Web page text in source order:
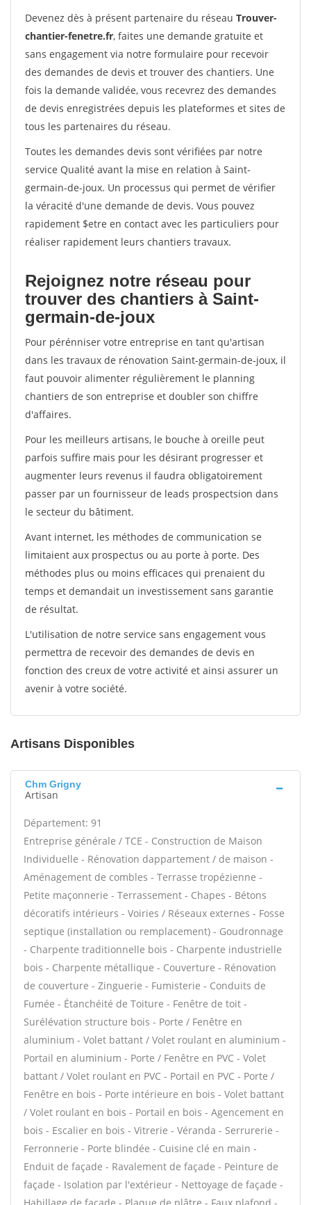
Devenez dès à présent partenaire du réseau Trouver-
chantier-fenetre.fr, faites une demande gratuite et
sans engagement via notre formulaire pour recevoir
des demandes de devis et trouver des chantiers. Une
fois la demande validée, vous recevrez des demandes
de devis enregistrées depuis les plateformes et sites de
tous les partenaires du réseau.
Toutes les demandes devis sont vérifiées par notre
service Qualité avant la mise en relation à Saint-
germain-de-joux. Un processus qui permet de vérifier
la véracité d'une demande de devis. Vous pouvez
rapidement $etre en contact avec les particuliers pour
réaliser rapidement leurs chantiers travaux.
Rejoignez notre réseau pour
trouver des chantiers à Saint-
germain-de-joux
Pour pérénniser votre entreprise en tant qu'artisan
dans les travaux de rénovation Saint-germain-de-joux, il
faut pouvoir alimenter régulièrement le planning
chantiers de son entreprise et doubler son chiffre
d'affaires.
Pour les meilleurs artisans, le bouche à oreille peut
parfois suffire mais pour les désirant progresser et
augmenter leurs revenus il faudra obligatoirement
passer par un fournisseur de leads prospectsion dans
le secteur du bâtiment.
Avant internet, les méthodes de communication se
limitaient aux prospectus ou au porte à porte. Des
méthodes plus ou moins efficaces qui prenaient du
temps et demandait un investissement sans garantie
de résultat.
L'utilisation de notre service sans engagement vous
permettra de recevoir des demandes de devis en
fonction des creux de votre activité et ainsi assurer un
avenir à votre société.
Artisans Disponibles
Chm Grigny
Artisan
Département: 91
Entreprise générale / TCE - Construction de Maison
Individuelle - Rénovation dappartement / de maison -
Aménagement de combles - Terrasse tropézienne -
Petite maçonnerie - Terrassement - Chapes - Bétons
décoratifs intérieurs - Voiries / Réseaux externes - Fosse
septique (installation ou remplacement) - Goudronnage
- Charpente traditionnelle bois - Charpente industrielle
bois - Charpente métallique - Couverture - Rénovation
de couverture - Zinguerie - Fumisterie - Conduits de
Fumée - Étanchéité de Toiture - Fenêtre de toit -
Surélévation structure bois - Porte / Fenêtre en
aluminium - Volet battant / Volet roulant en aluminium -
Portail en aluminium - Porte / Fenêtre en PVC - Volet
battant / Volet roulant en PVC - Portail en PVC - Porte /
Fenêtre en bois - Porte intérieure en bois - Volet battant
/ Volet roulant en bois - Portail en bois - Agencement en
bois - Escalier en bois - Vitrerie - Véranda - Serrurerie -
Ferronnerie - Porte blindée - Cuisine clé en main -
Enduit de façade - Ravalement de façade - Peinture de
façade - Isolation par l'extérieur - Nettoyage de façade -